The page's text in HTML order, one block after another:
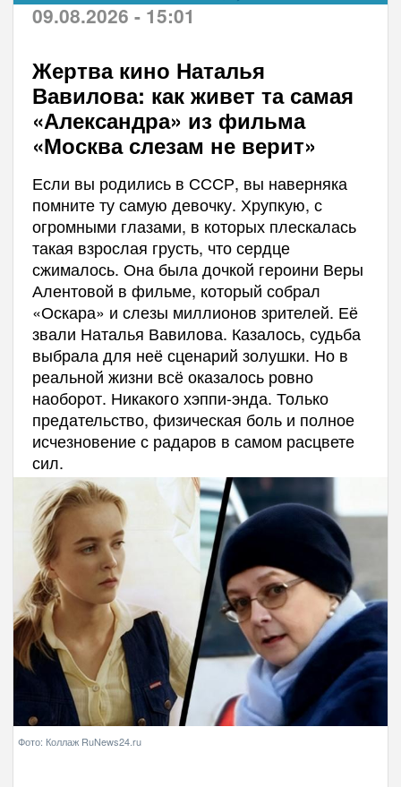
09.08.2026 - 15:01
Жертва кино Наталья
Вавилова: как живет та самая
«Александра» из фильма
«Москва слезам не верит»
Если вы родились в СССР, вы наверняка
помните ту самую девочку. Хрупкую, с
огромными глазами, в которых плескалась
такая взрослая грусть, что сердце
сжималось. Она была дочкой героини Веры
Алентовой в фильме, который собрал
«Оскара» и слезы миллионов зрителей. Её
звали Наталья Вавилова. Казалось, судьба
выбрала для неё сценарий золушки. Но в
реальной жизни всё оказалось ровно
наоборот. Никакого хэппи-энда. Только
предательство, физическая боль и полное
исчезновение с радаров в самом расцвете
сил.
Фото: Коллаж RuNews24.ru